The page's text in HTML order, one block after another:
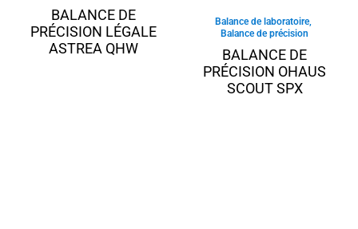
BALANCE DE
PRÉCISION LÉGALE
ASTREA QHW
Balance de laboratoire,
Balance de précision
BALANCE DE
PRÉCISION OHAUS
SCOUT SPX